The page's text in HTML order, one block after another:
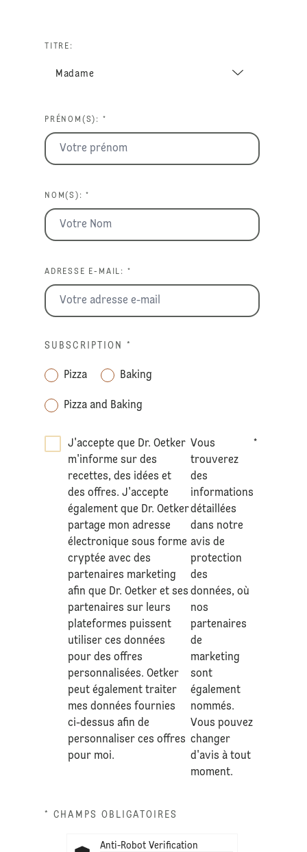
TITRE:
PRÉNOM(S): *
NOM(S): *
ADRESSE E-MAIL: *
SUBSCRIPTION *
Pizza Baking
Pizza and Baking
J'accepte que Dr. Oetker
m'informe sur des
recettes, des idées et
des offres. J'accepte
également que Dr. Oetker
partage mon adresse
électronique sous forme
cryptée avec des
partenaires marketing
afin que Dr. Oetker et ses
partenaires sur leurs
plateformes puissent
utiliser ces données
pour des offres
personnalisées. Oetker
peut également traiter
mes données fournies
ci-dessus afin de
personnaliser ces offres
pour moi.
Vous
trouverez
des
informations
détaillées
dans notre
avis de
protection
des
données, où
nos
partenaires
de
marketing
sont
également
nommés.
Vous pouvez
changer
d'avis à tout
moment.
*
* CHAMPS OBLIGATOIRES
Anti-Robot Verification